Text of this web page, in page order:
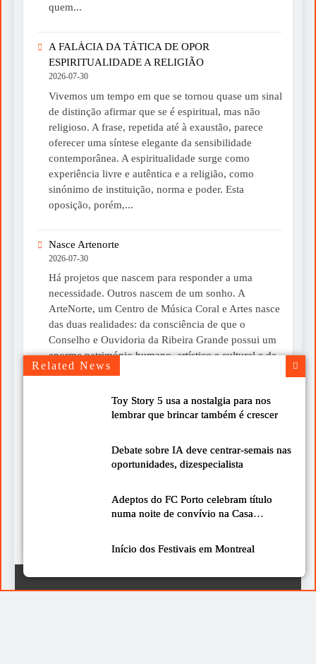
Related News
Toy Story 5 usa a nostalgia para nos
lembrar que brincar também é crescer
Debate sobre IA deve centrar-semais nas
oportunidades, dizespecialista
Adeptos do FC Porto celebram título
numa noite de convívio na Casa
Início dos Festivais em Montreal
quem...
A FALÁCIA DA TÁTICA DE OPOR
ESPIRITUALIDADE A RELIGIÃO
2026-07-30
Vivemos um tempo em que se tornou quase um sinal
de distinção afirmar que se é espiritual, mas não
religioso. A frase, repetida até à exaustão, parece
oferecer uma síntese elegante da sensibilidade
contemporânea. A espiritualidade surge como
experiência livre e autêntica e a religião, como
sinónimo de instituição, norma e poder. Esta
oposição, porém,...
Nasce Artenorte
2026-07-30
Há projetos que nascem para responder a uma
necessidade. Outros nascem de um sonho. A
ArteNorte, um Centro de Música Coral e Artes nasce
das duas realidades: da consciência de que o
Conselho e Ouvidoria da Ribeira Grande possui um
enorme património humano, artístico e cultural e da
convicção de que esse património merece ser...
Um livro para ler devagar neste verão
Chegou-me às mãos o livro “A Mística do Instante”,
do Cardeal José Tolentino Mendonça, uma obra que
ideias que podem fazer diferença no nosso dia a dia.